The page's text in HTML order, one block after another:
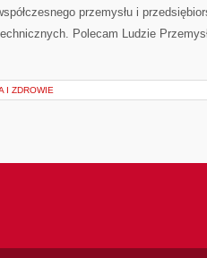
przemysłu i
Polecam Ludzie
I ZDROWIE